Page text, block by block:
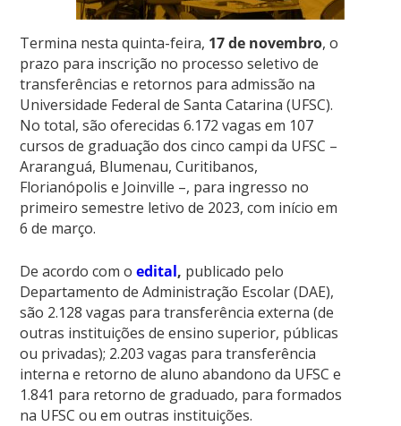
Termina nesta quinta-feira, 17 de novembro, o
prazo para inscrição no processo seletivo de
transferências e retornos para admissão na
Universidade Federal de Santa Catarina (UFSC).
No total, são oferecidas 6.172 vagas em 107
cursos de graduação dos cinco campi da UFSC –
Araranguá, Blumenau, Curitibanos,
Florianópolis e Joinville –, para ingresso no
primeiro semestre letivo de 2023, com início em
6 de março.
De acordo com oedital, publicado pelo
Departamento de Administração Escolar (DAE),
são 2.128 vagas para transferência externa(de
outras instituições de ensino superior, públicas
ou privadas); 2.203 vagas para transferência
interna e retorno de aluno abandono da UFSC e
1.841 para retorno de graduado, para formados
na UFSC ou em outras instituições.